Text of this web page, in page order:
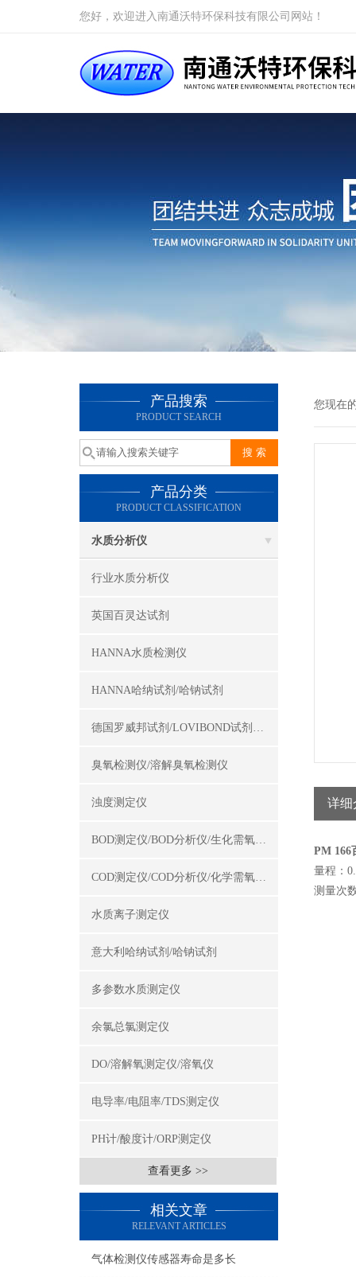
您好，欢迎进入南通沃特环保科技有限公司网站！
产品搜索
PRODUCT SEARCH
产品分类
PRODUCT CLASSIFICATION
水质分析仪
行业水质分析仪
英国百灵达试剂
HANNA水质检测仪
HANNA哈纳试剂/哈钠试剂
德国罗威邦试剂/LOVIBOND试剂/罗威邦试剂
臭氧检测仪/溶解臭氧检测仪
浊度测定仪
BOD测定仪/BOD分析仪/生化需氧量测定仪
COD测定仪/COD分析仪/化学需氧量测定仪
水质离子测定仪
意大利哈纳试剂/哈钠试剂
多参数水质测定仪
余氯总氯测定仪
DO/溶解氧测定仪/溶氧仪
电导率/电阻率/TDS测定仪
PH计/酸度计/ORP测定仪
查看更多 >>
相关文章
RELEVANT ARTICLES
气体检测仪传感器寿命是多长
您现在
详细
PM 166
量程：
测量次